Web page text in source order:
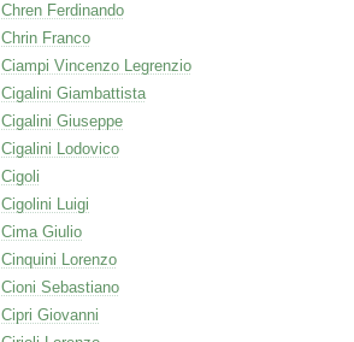
Chren Ferdinando
Chrin Franco
Ciampi Vincenzo Legrenzio
Cigalini Giambattista
Cigalini Giuseppe
Cigalini Lodovico
Cigoli
Cigolini Luigi
Cima Giulio
Cinquini Lorenzo
Cioni Sebastiano
Cipri Giovanni